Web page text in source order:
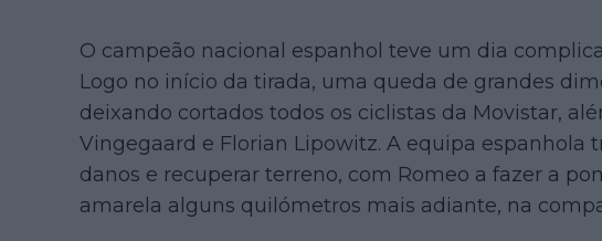
O campeão nacional espanhol teve um dia
Logo no início da tirada, uma queda de grandes
deixando cortados todos os ciclistas da Movistar,
Vingegaard e Florian Lipowitz. A equipa espanhola
danos e recuperar terreno, com Romeo a fazer a
amarela alguns quilómetros mais adiante, na